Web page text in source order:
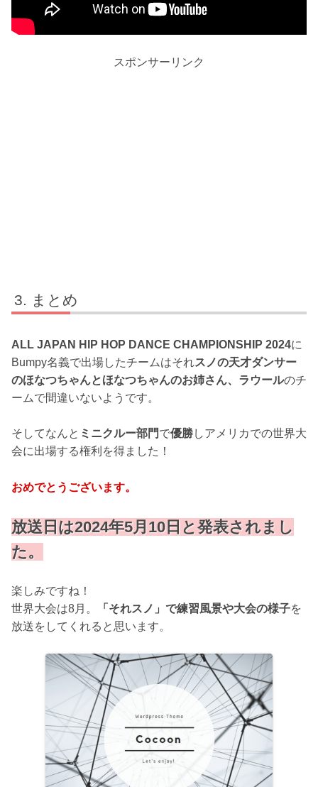
スポンサーリンク
まとめ
ALL JAPAN HIP HOP DANCE CHAMPIONSHIP 2024に
Bumpy名義で出場したチームはそれスノの天才ダンサー
のほなつちゃんとほなつちゃんのお姉さん、ラウールのチ
ームで間違いないようです。
そしてなんと ミニクルー部門で優勝しアメリカでの世界大
会に出場する権利を得ました！
おめでとうございます。
放送日は2024年5月10日と発表されまし
た。
楽しみですね！
世界大会は8月。
「それスノ」で練習風景や大会の様子を
放送をしてくれると思います。